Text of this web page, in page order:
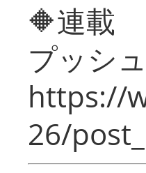
🔶連載
プッシ
https://
26/